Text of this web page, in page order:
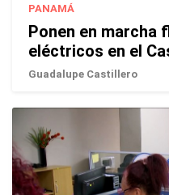
PANAMÁ
Ponen en marcha
eléctricos en el
Guadalupe Castillero